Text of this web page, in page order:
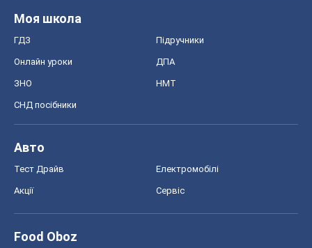
Моя школа
ГДЗ Підручники
Онлайн уроки ДПА
ЗНО НМТ
СНД посібники
Авто
Тест Драйв Електромобілі
Акції Сервіс
Food Oboz